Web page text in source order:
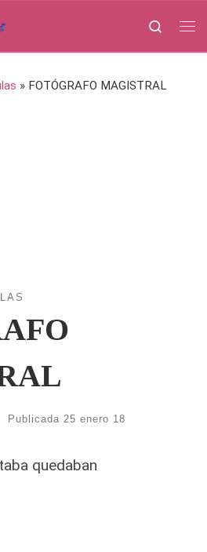
Search
» FOTÓGRAFO MAGISTRAL
Publicada 25 enero 18
quedaban